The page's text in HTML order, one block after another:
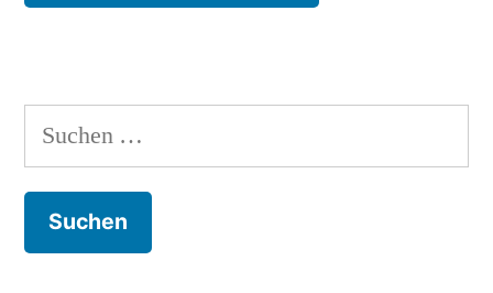
Suchen
nach: